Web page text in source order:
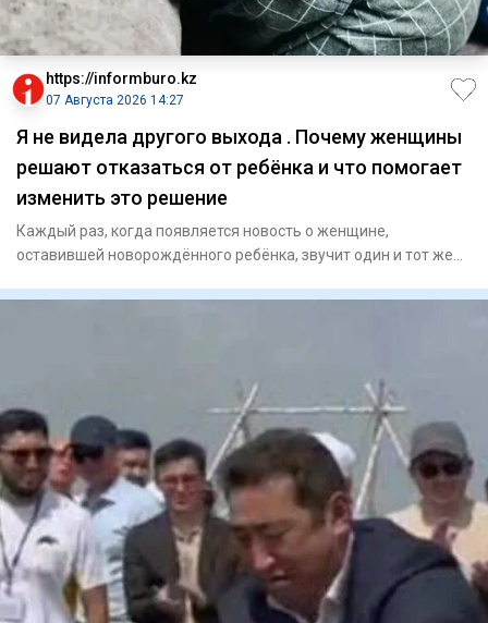
https://informburo.kz
07 Августа 2026 14:27
Я не видела другого выхода . Почему женщины
решают отказаться от ребёнка и что помогает
изменить это решение
Каждый раз, когда появляется новость о женщине,
оставившей новорождённого ребёнка, звучит один и тот же